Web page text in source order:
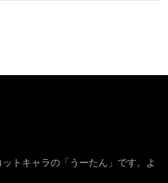
トキャラの「うーたん」です。よ